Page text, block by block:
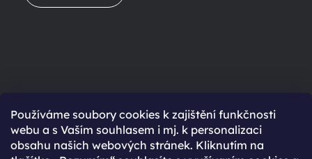
Používáme soubory cookies k zajištění funkčnosti
webu a s Vaším souhlasem i mj. k personalizaci
obsahu našich webových stránek. Kliknutím na
Ještě nemáte účet?
Rychlejší nákup díky uloženým údajům